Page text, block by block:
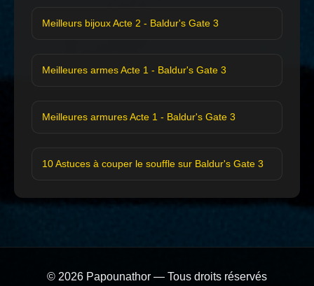
Meilleurs bijoux Acte 2 - Baldur's Gate 3
Meilleures armes Acte 1 - Baldur's Gate 3
Meilleures armures Acte 1 - Baldur's Gate 3
10 Astuces à couper le souffle sur Baldur's Gate 3
© 2026 Papounathor — Tous droits réservés